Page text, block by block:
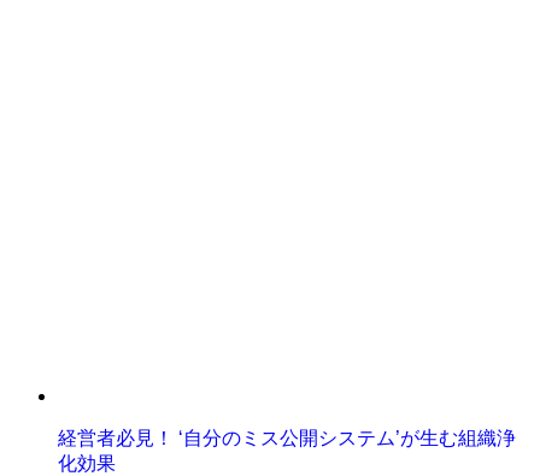
経営者必見！ ‘自分のミス公開システム’が生む組織浄
化効果